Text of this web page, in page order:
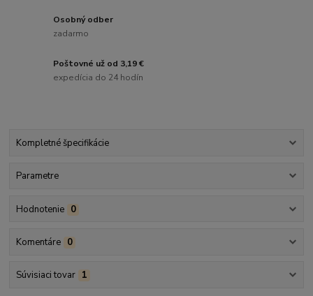
Osobný odber
zadarmo
Poštovné už od 3,19 €
expedícia do 24 hodín
Kompletné špecifikácie
Parametre
Hodnotenie 0
Komentáre 0
Súvisiaci tovar 1